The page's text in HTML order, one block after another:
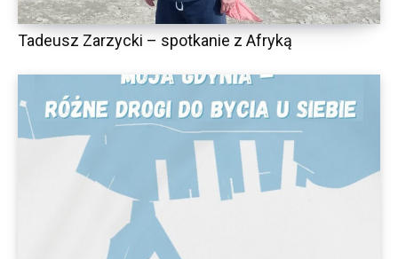
Tadeusz Zarzycki – spotkanie z Afryką